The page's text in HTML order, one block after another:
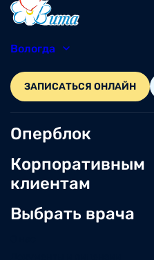
Вологда
ЗАПИСАТЬСЯ ОНЛАЙН
Оперблок
Корпоративным
клиентам
Выбрать врача